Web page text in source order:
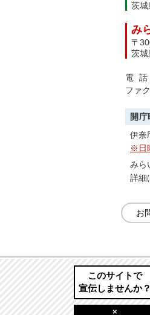
茨城
み
〒
茨城
電
ファ
開庁
伊奈
※日
みら
詳細
お
このサイトで
宣伝しませんか？
×